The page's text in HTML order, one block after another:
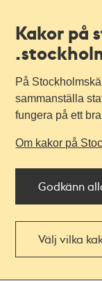
Kakor på
På
sammanställa
fungera på ett
Om kakor på
Godkänn
Välj vilka